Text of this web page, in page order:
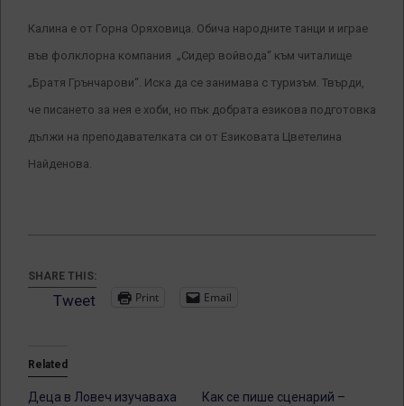
Калина е от Горна Оряховица. Обича народните танци и играе
във фолклорна компания „Сидер войвода“ към читалище
„Братя Грънчарови“. Иска да се занимава с туризъм. Твърди,
че писането за нея е хоби, но пък добрата езикова подготовка
дължи на преподавателката си от Езиковата Цветелина
Найденова.
SHARE THIS:
Tweet Print Email
Related
Деца в Ловеч изучаваха
Как се пише сценарий –